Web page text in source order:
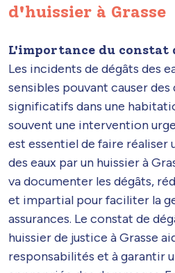
d'huissier à Grasse
L'importance du constat
Les incidents de dégâts des
sensibles pouvant causer des
significatifs dans une
souvent une intervention
est essentiel de faire réaliser
des eaux par un huissier à
va documenter les dégâts,
et impartial pour faciliter la
assurances. Le constat de
huissier de justice à Grasse
responsabilités et à garantir